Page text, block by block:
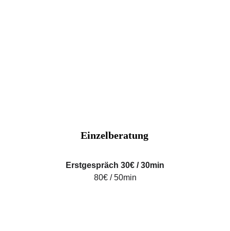
Einzelberatung
Erstgespräch 30€ / 30min
80€ / 50min